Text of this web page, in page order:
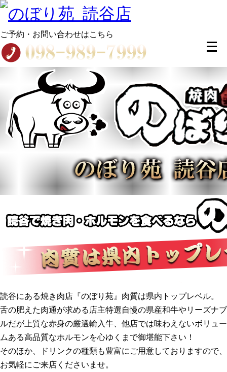
ご予約・お問い合わせはこちら
メ
ュ
ー
を
開
く
読谷にある焼き肉店『のぼり苑』肉質は県内トップレベル。
舌の肥えた肉通が求める店主特選自慢の県産和牛やリーズナブ
ルだが上質な赤身の厳選輸入牛、他店では味わえないボリュー
ムある高品質なホルモンを心ゆくまで御堪能下さい！
そのほか、ドリンクの種類も豊富にご用意しておりますので、
お気軽にご来店くださいませ。